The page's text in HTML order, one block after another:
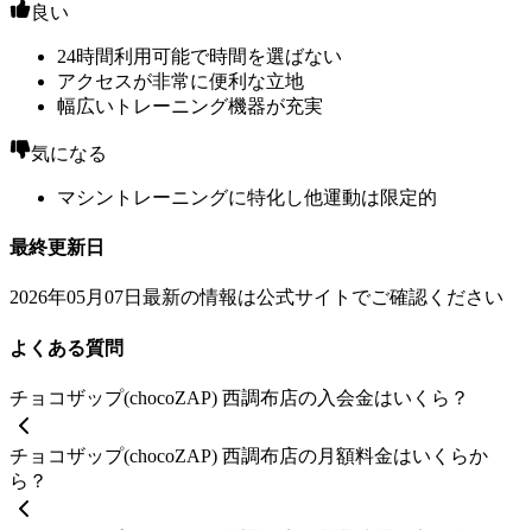
良い
24時間利用可能で時間を選ばない
アクセスが非常に便利な立地
幅広いトレーニング機器が充実
気になる
マシントレーニングに特化し他運動は限定的
最終更新日
2026年05月07日 最新の情報は公式サイトでご確認ください
よくある質問
チョコザップ(chocoZAP) 西調布店の入会金はいくら？
チョコザップ(chocoZAP) 西調布店の月額料金はいくらか
ら？